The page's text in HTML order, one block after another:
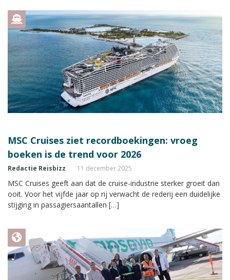
MSC Cruises ziet recordboekingen: vroeg
boeken is de trend voor 2026
Redactie Reisbizz 11 december 2025
MSC Cruises geeft aan dat de cruise-industrie sterker groeit dan
ooit. Voor het vijfde jaar op rij verwacht de rederij een duidelijke
stijging in passagiersaantallen […]